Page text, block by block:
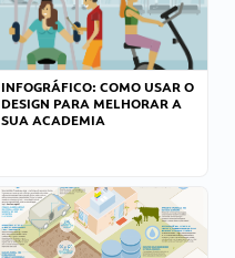
INFOGRÁFICO: COMO USAR O
DESIGN PARA MELHORAR A
SUA ACADEMIA